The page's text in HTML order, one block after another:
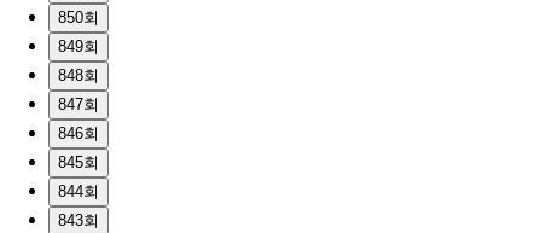
850회
849회
848회
847회
846회
845회
844회
843회